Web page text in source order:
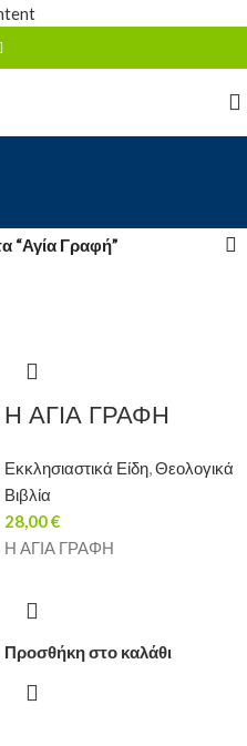
“Αγία Γραφή”
Η ΑΓΙΑ ΓΡΑΦΗ
Εκκλησιαστικά Είδη,Θεολογικά
Βιβλία
28,00€
Η ΑΓΙΑ ΓΡΑΦΗ
Προσθήκη στο καλάθι